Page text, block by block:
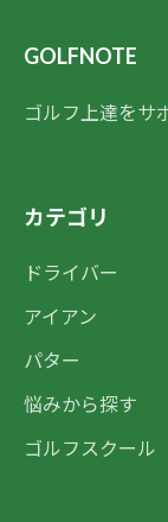
GOLFNOTE
ゴルフ上達をサ
カテゴリ
ドライバー
アイアン
パター
悩みから探す
ゴルフスクール